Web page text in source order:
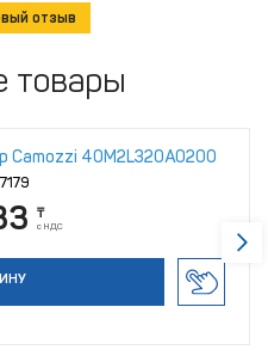
отзыв
товары
Camozzi 40M2L320A0200
₸
с НДС